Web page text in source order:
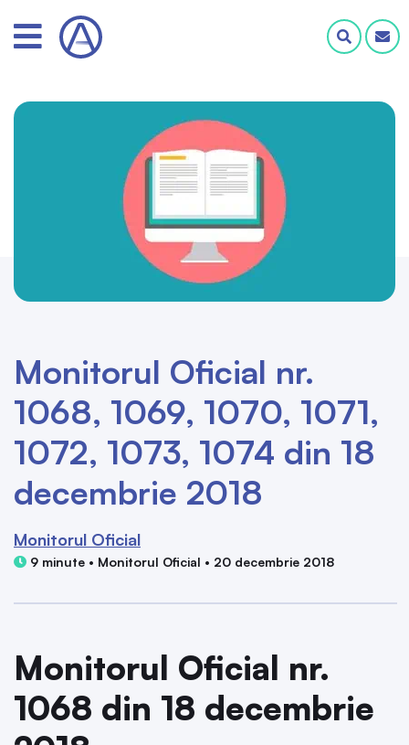
Monitorul Oficial nr.
1068, 1069, 1070, 1071,
1072, 1073, 1074 din 18
decembrie 2018
Monitorul Oficial
9 minute • Monitorul Oficial • 20 decembrie 2018
Monitorul Oficial nr.
1068 din 18 decembrie